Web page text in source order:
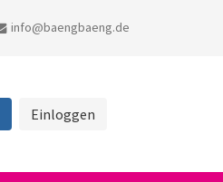
info@baengbaeng.de
Einloggen